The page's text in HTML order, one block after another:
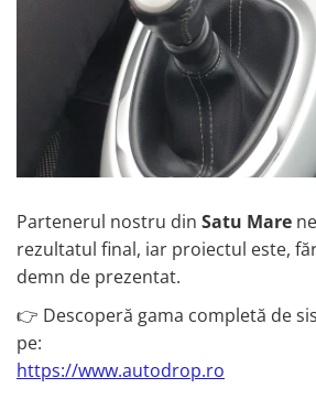
Rame adaptoare Land Rover
Rame adaptoare Ssangyong
Rame adaptoare Hummer
Camere marșarier auto
Camere marșarier auto
Camere marșarier universale
Camere Skoda
Camere Volkswagen
Camere Mercedes Benz
Partenerul nostru din Satu Mare
rezultatul final, iar proiectul este,
demn de prezentat.
👉 Descoperă gama completă de
pe:
https://www.autodrop.ro